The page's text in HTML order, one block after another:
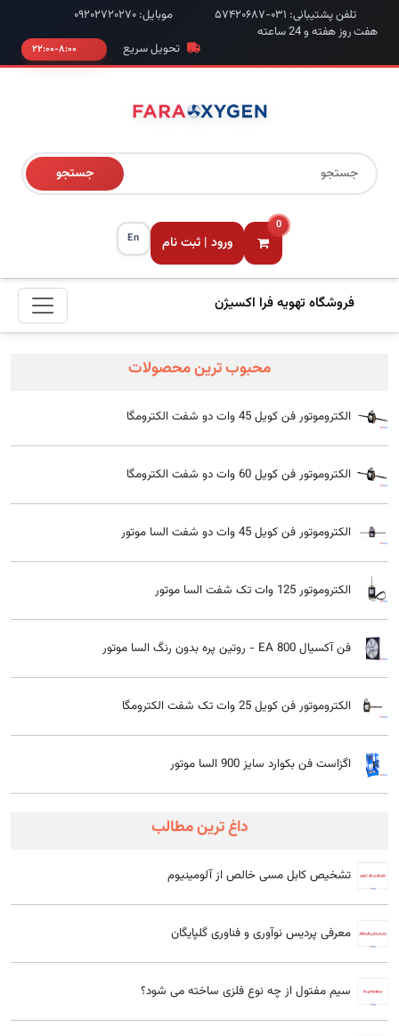
تلفن پشتیبانی: ۰۳۱-۵۷۴۲۰۶۸۷
موبایل: ۰۹۲۰۲۷۲۰۲۷۰
هفت روز هفته و 24 ساعته
تحویل سریع
جستجو
0
ورود | ثبت نام En
فروشگاه تهویه فرا اکسیژن
محبوب ترین محصولات
الکتروموتور فن کویل 45 وات دو شفت الکترومگا
الکتروموتور فن کویل 60 وات دو شفت الکترومگا
الکتروموتور فن کویل 45 وات دو شفت السا موتور
الکتروموتور 125 وات تک شفت السا موتور
فن آکسیال EA 800 - روتین پره بدون رنگ السا موتور
الکتروموتور فن کویل 25 وات تک شفت الکترومگا
اگزاست فن بکوارد سایز 900 السا موتور
داغ ترین مطالب
تشخیص کابل مسی خالص از آلومینیوم
معرفی پردیس نوآوری و فناوری گلپایگان
سیم مفتول از چه نوع فلزی ساخته می شود؟